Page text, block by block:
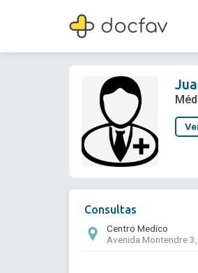
Juan Maria Pilar
Médico general
Consultas
Centro Medico
Avenida Montendre